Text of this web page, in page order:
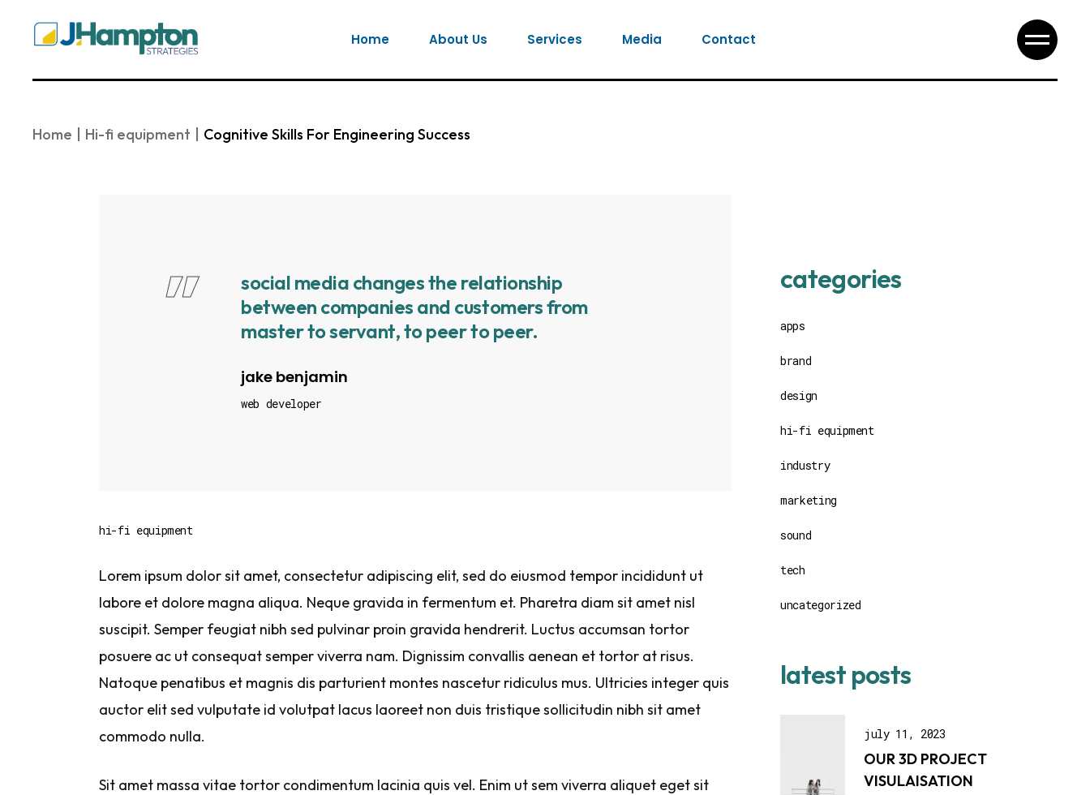
Home About Us Services Media Contact
Home Hi-fi equipment Cognitive Skills For Engineering Success
”
social media changes the relationship
between companies and customers from
master to servant, to peer to peer.
jake benjamin
web developer
hi-fi equipment
Lorem ipsum dolor sit amet, consectetur adipiscing elit, sed do eiusmod tempor incididunt ut
labore et dolore magna aliqua. Neque gravida in fermentum et. Pharetra diam sit amet nisl
suscipit. Semper feugiat nibh sed pulvinar proin gravida hendrerit. Luctus accumsan tortor
posuere ac ut consequat semper viverra nam. Dignissim convallis aenean et tortor at risus.
Natoque penatibus et magnis dis parturient montes nascetur ridiculus mus. Ultricies integer quis
auctor elit sed vulputate id volutpat lacus laoreet non duis tristique sollicitudin nibh sit amet
commodo nulla.
Sit amet massa vitae tortor condimentum lacinia quis vel. Enim ut sem viverra aliquet eget sit
categories
apps
brand
design
hi-fi equipment
industry
marketing
sound
tech
uncategorized
latest posts
july 11, 2023
OUR 3D PROJECT
VISULAISATION